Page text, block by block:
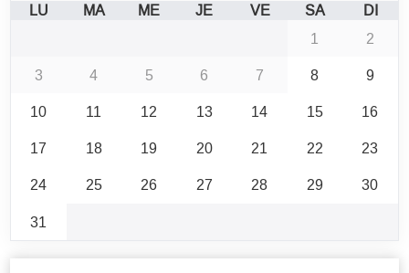
LU MA ME JE VE SA
DI
1
2
3
4 5 6 7 8
9
10
11 12 13 14 15
16
17
18 19 20 21 22
23
24
25 26 27 28 29
30
31